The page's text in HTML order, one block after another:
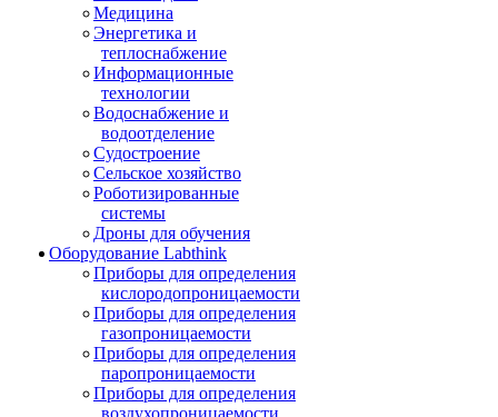
Медицина
Энергетика и
теплоснабжение
Информационные
технологии
Водоснабжение и
водоотделение
Судостроение
Сельское хозяйство
Роботизированные
системы
Дроны для обучения
Оборудование Labthink
Приборы для определения
кислородопроницаемости
Приборы для определения
газопроницаемости
Приборы для определения
паропроницаемости
Приборы для определения
воздухопроницаемости